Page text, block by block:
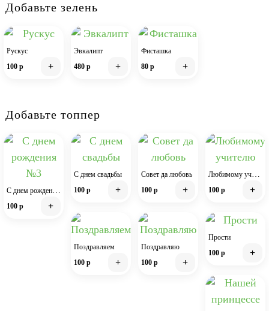
Добавьте зелень
Рускус
100 р
+
Эвкалипт
480 р
+
Фисташка
80 р
+
Добавьте топпер
С днем рождения №3
100 р +
С днем свадьбы
100 р
+
Совет да любовь
100 р
+
Любимому учителю
100 р +
Поздравляем
100 р
+
Поздравляю
100 р
+
Прости
100 р
+